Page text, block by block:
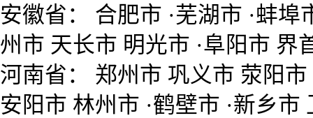
安徽省： 合肥市 ·芜湖市 ·蚌埠
州市 天长市 明光市 ·阜阳市 界
河南省： 郑州市 巩义市 荥阳
安阳市 林州市 ·鹤壁市 ·新乡市